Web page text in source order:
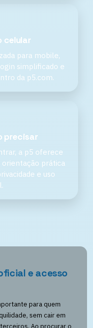
celular
para mobile,
simplificado e
da p5.com.
precisar
a p5 oferece
prática
e uso
e acesso
para quem
sem cair em
Ao procurar o